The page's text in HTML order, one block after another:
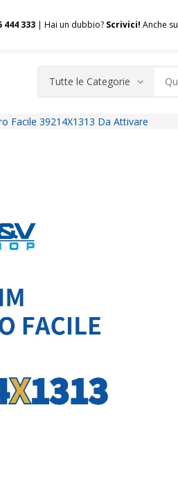
444 333 | Hai un dubbio? Scrivici! Anche su
Pagamenti F.A.Q. Contatti
Facile 39214X1313 Da Attivare